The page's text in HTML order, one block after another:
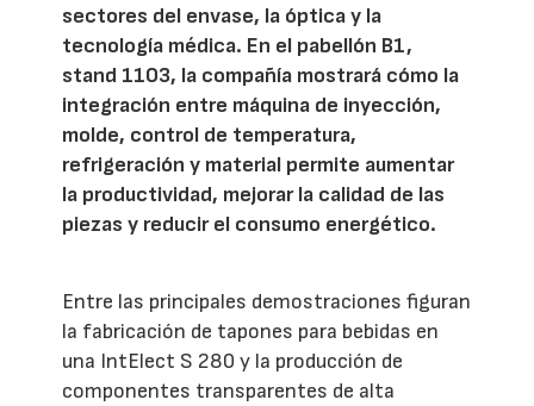
sectores del envase, la óptica y la
tecnología médica. En el pabellón B1,
stand 1103, la compañía mostrará cómo la
integración entre máquina de inyección,
molde, control de temperatura,
refrigeración y material permite aumentar
la productividad, mejorar la calidad de las
piezas y reducir el consumo energético.
Entre las principales demostraciones figuran
la fabricación de tapones para bebidas en
una IntElect S 280 y la producción de
componentes transparentes de alta